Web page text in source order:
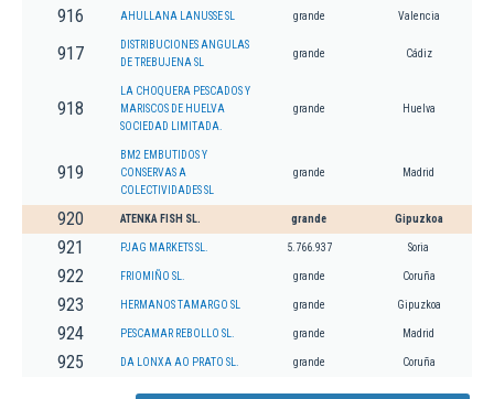
916 AHULLANA LANUSSE SL grande Valencia
917
DISTRIBUCIONES ANGULAS
DE TREBUJENA SL
grande Cádiz
918
LA CHOQUERA PESCADOS Y
MARISCOS DE HUELVA
SOCIEDAD LIMITADA.
grande Huelva
919
BM2 EMBUTIDOS Y
CONSERVAS A
COLECTIVIDADES SL
grande Madrid
920 ATENKA FISH SL. grande Gipuzkoa
921 PJAG MARKETS SL. 5.766.937 Soria
922 FRIOMIÑO SL. grande Coruña
923 HERMANOS TAMARGO SL grande Gipuzkoa
924 PESCAMAR REBOLLO SL. grande Madrid
925 DA LONXA AO PRATO SL. grande Coruña